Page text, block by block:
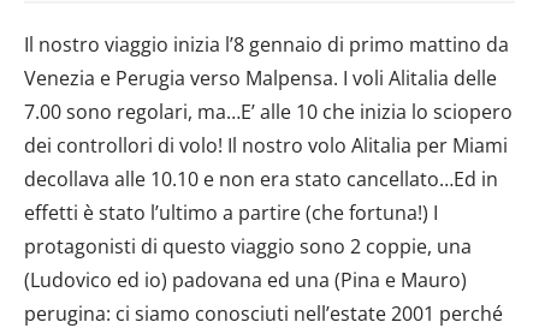
Il nostro viaggio inizia l’8 gennaio di primo mattino da
Venezia e Perugia verso Malpensa. I voli Alitalia delle
7.00 sono regolari, ma…E’ alle 10 che inizia lo sciopero
dei controllori di volo! Il nostro volo Alitalia per Miami
decollava alle 10.10 e non era stato cancellato…Ed in
effetti è stato l’ultimo a partire (che fortuna!) I
protagonisti di questo viaggio sono 2 coppie, una
(Ludovico ed io) padovana ed una (Pina e Mauro)
perugina: ci siamo conosciuti nell’estate 2001 perché